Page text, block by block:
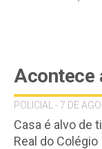
Acontece
POLICIAL - 7 DE
Casa é alvo de
Real do Colégio